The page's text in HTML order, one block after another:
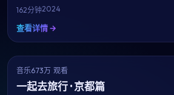
162分钟2024
查看详情 →
NEW
音乐673万 观看
一起去旅行 · 京都篇